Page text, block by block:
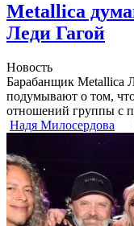
Metallica
Леди Гагой
Новость
Барабанщик Metallica
подумывают о том,
отношений группы с
Надя Милосердова